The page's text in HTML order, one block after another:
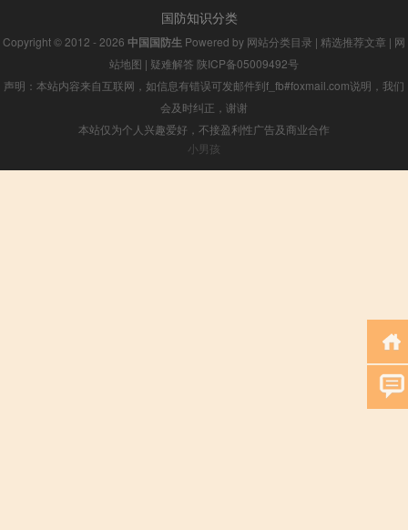
国防知识分类
Copyright © 2012 - 2026 中国国防生 Powered by 网站分类目录 | 精选推荐文章 | 网
站地图 | 疑难解答 陕ICP备05009492号
声明：本站内容来自互联网，如信息有错误可发邮件到f_fb#foxmail.com说明，我们
会及时纠正，谢谢
本站仅为个人兴趣爱好，不接盈利性广告及商业合作
小男孩